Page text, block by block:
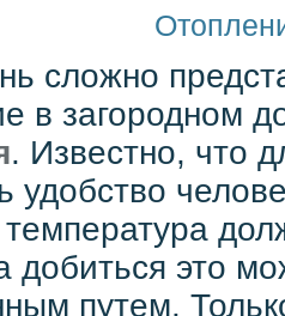
сложно
в загородном
. Известно, что
удобство
температура
добиться это
путем.